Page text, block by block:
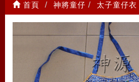
首頁 神將童仔 太子童仔衣